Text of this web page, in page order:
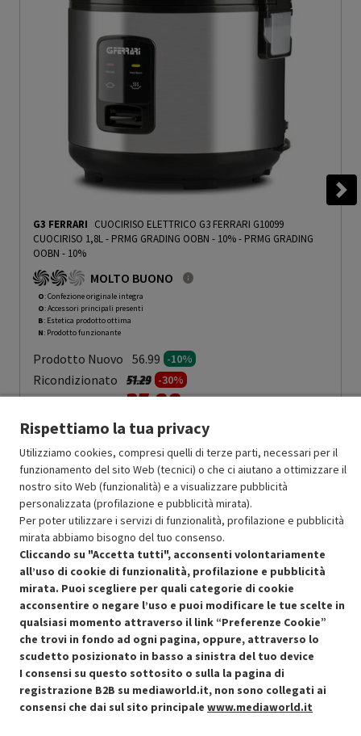
G3 FERRARI CUOCIRISO ELETTRICO G3 FERRARI G10099
CUOCIRISO 1,8L - PRMG GRADING OOBN - 10%- PRMG GRADING
OOBN - 10%
MOLTO BUONO
O: Confezione originale integra
O: Accessori principali presenti
B: Estetica prodotto ottima
N: Prodotto funzionante
Prodotto Nuovo 56.99 -10%
Ricondizionato Prezzo ridotto da
51.29a-30%
In Promozione 35.90
Aggiungi al carrello
SCONTO RICONDIZIONATI
Approfitta dello sconto del 30% sul prodotto ricondizionato.
Condizioni generali di vendita
Cookie Policy
Preferenze cookie
Recedere dal contratto qui
Rispettiamo la tua privacy
Utilizziamo cookies, compresi quelli di terze parti, necessari per il
funzionamento del sito Web (tecnici) o che ci aiutano a ottimizzare il
nostro sito Web (funzionalità) e a visualizzare pubblicità
personalizzata (profilazione e pubblicità mirata).
Per poter utilizzare i servizi di funzionalità, profilazione e pubblicità
mirata abbiamo bisogno del tuo consenso.
Cliccando su "Accetta tutti", acconsenti volontariamente
all’uso di cookie di funzionalità, profilazione e pubblicità
mirata. Puoi scegliere per quali categorie di cookie
acconsentire o negare l’uso e puoi modificare le tue scelte in
qualsiasi momento attraverso il link “Preferenze Cookie”
che trovi in fondo ad ogni pagina, oppure, attraverso lo
scudetto posizionato in basso a sinistra del tuo device
I consensi su questo sottosito o sulla la pagina di
registrazione B2B su mediaworld.it, non sono collegati ai
consensi che dai sul sito principale www.mediaworld.it